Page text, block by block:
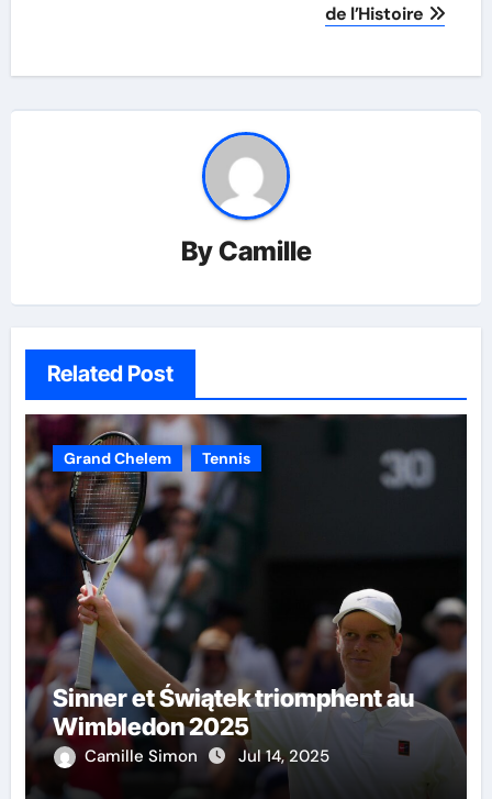
de l’Histoire
ByCamille
Related Post
Grand Chelem Tennis
Sinner et Świątek triomphent au
Wimbledon 2025
Camille Simon Jul 14, 2025